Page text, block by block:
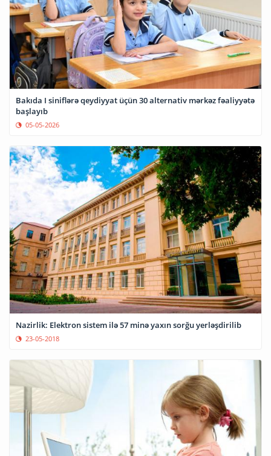
Bakıda I siniflərə qeydiyyat üçün 30 alternativ mərkəz fəaliyyətə
başlayıb
05-05-2026
Nazirlik: Elektron sistem ilə 57 minə yaxın sorğu yerləşdirilib
23-05-2018